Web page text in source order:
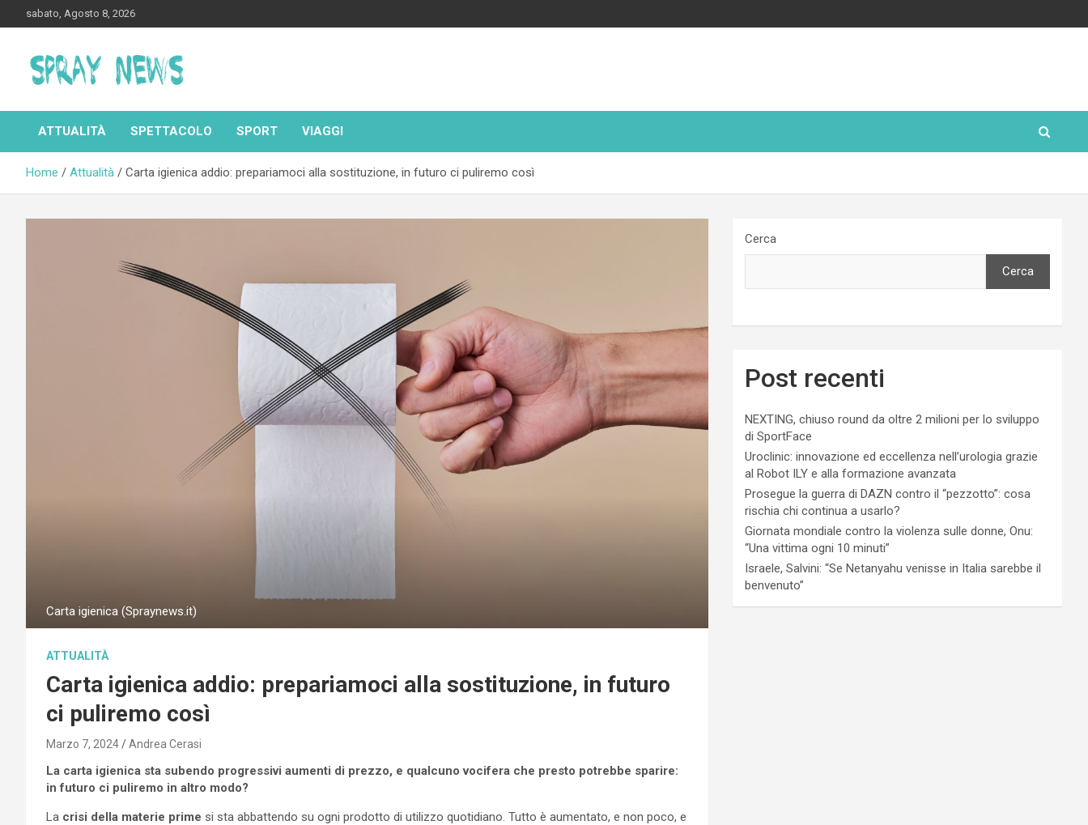
to
sabato, Agosto 8, 2026
Spraynews.it
ATTUALITÀ SPETTACOLO SPORT VIAGGI
Home Attualità Carta igienica addio: prepariamoci alla sostituzione, in futuro ci puliremo così
Carta igienica (Spraynews.it)
ATTUALITÀ
Carta igienica addio: prepariamoci alla sostituzione, in futuro
ci puliremo così
Marzo 7, 2024 Andrea Cerasi
La carta igienica sta subendo progressivi aumenti di prezzo, e qualcuno vocifera che presto potrebbe sparire:
in futuro ci puliremo in altro modo?
La crisi della materie prime si sta abbattendo su ogni prodotto di utilizzo quotidiano. Tutto è aumentato, e non poco, e
Cerca
Cerca
Post recenti
NEXTING, chiuso round da oltre 2 milioni per lo sviluppo
di SportFace
Uroclinic: innovazione ed eccellenza nell’urologia grazie
al Robot ILY e alla formazione avanzata
Prosegue la guerra di DAZN contro il “pezzotto”: cosa
rischia chi continua a usarlo?
Giornata mondiale contro la violenza sulle donne, Onu:
“Una vittima ogni 10 minuti”
Israele, Salvini: “Se Netanyahu venisse in Italia sarebbe il
benvenuto”